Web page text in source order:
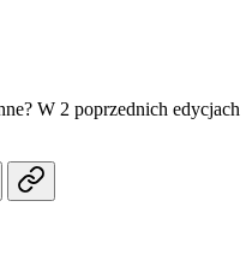
W 2 poprzednich edycjach